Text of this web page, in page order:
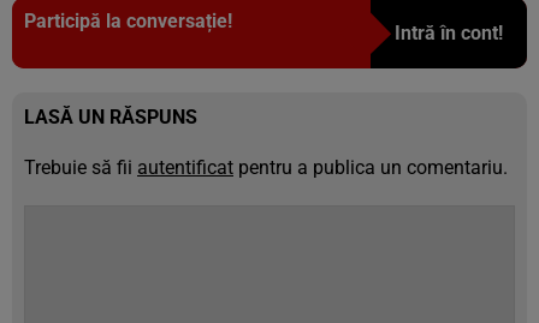
Participă la conversație!
Intră în cont!
LASĂ UN RĂSPUNS
Trebuie să fii autentificat pentru a publica un comentariu.